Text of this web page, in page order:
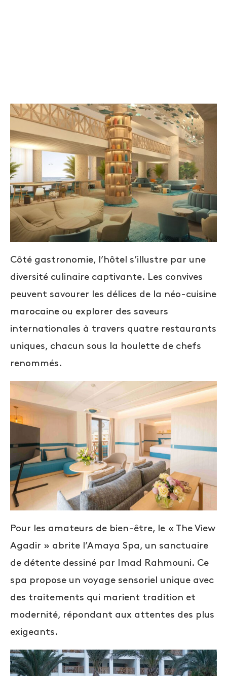
Côté gastronomie, l’hôtel s’illustre par une
diversité culinaire captivante. Les convives
peuvent savourer les délices de la néo-cuisine
marocaine ou explorer des saveurs
internationales à travers quatre restaurants
uniques, chacun sous la houlette de chefs
renommés.
Pour les amateurs de bien-être, le « The View
Agadir » abrite l’Amaya Spa, un sanctuaire
de détente dessiné par Imad Rahmouni. Ce
spa propose un voyage sensoriel unique avec
des traitements qui marient tradition et
modernité, répondant aux attentes des plus
exigeants.